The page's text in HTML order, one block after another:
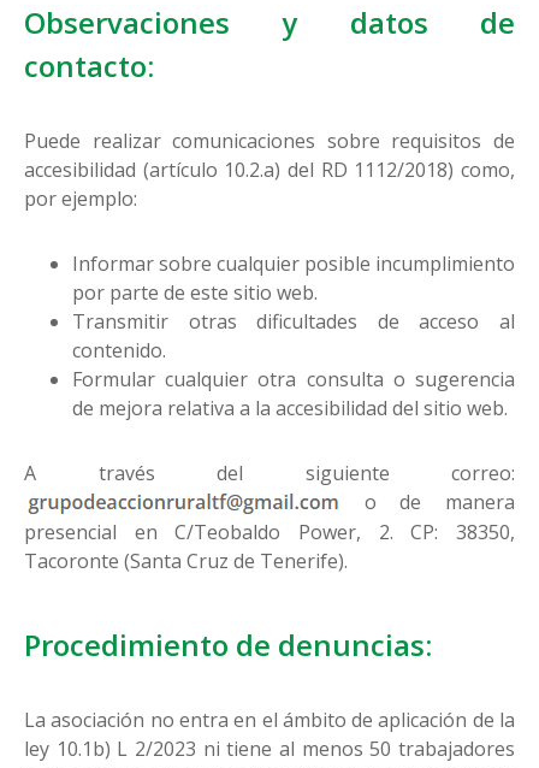
Observaciones y datos de
contacto:
Puede realizar comunicaciones sobre requisitos de
accesibilidad (artículo 10.2.a) del RD 1112/2018) como,
por ejemplo:
Informar sobre cualquier posible incumplimiento
por parte de este sitio web.
Transmitir otras dificultades de acceso al
contenido.
Formular cualquier otra consulta o sugerencia
de mejora relativa a la accesibilidad del sitio web.
A través del siguiente correo:
o de manera
presencial en C/Teobaldo Power, 2. CP: 38350,
Tacoronte (Santa Cruz de Tenerife).
Procedimiento de denuncias:
La asociación no entra en el ámbito de aplicación de la
ley 10.1b) L 2/2023 ni tiene al menos 50 trabajadores